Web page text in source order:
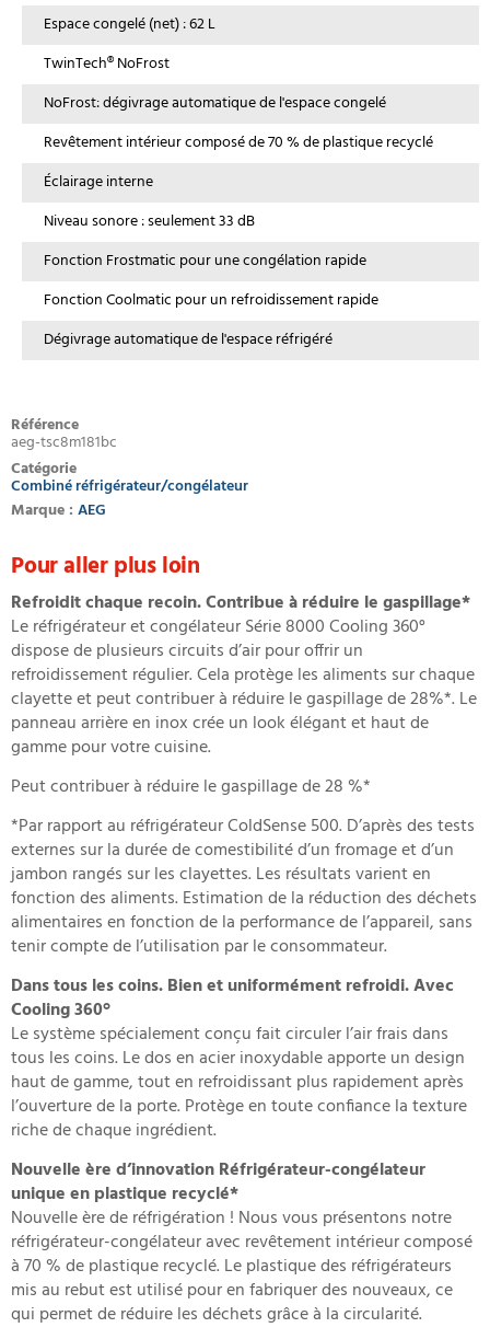
Espace congelé (net) : 62 L
TwinTech® NoFrost
NoFrost: dégivrage automatique de l'espace congelé
Revêtement intérieur composé de 70 % de plastique recyclé
Éclairage interne
Niveau sonore : seulement 33 dB
Fonction Frostmatic pour une congélation rapide
Fonction Coolmatic pour un refroidissement rapide
Dégivrage automatique de l'espace réfrigéré
Référence
aeg-tsc8m181bc
Catégorie
Combiné réfrigérateur/congélateur
Marque : AEG
Pour aller plus loin
Refroidit chaque recoin. Contribue à réduire le gaspillage*
Le réfrigérateur et congélateur Série 8000 Cooling 360°
dispose de plusieurs circuits d’air pour offrir un
refroidissement régulier. Cela protège les aliments sur chaque
clayette et peut contribuer à réduire le gaspillage de 28%*. Le
panneau arrière en inox crée un look élégant et haut de
gamme pour votre cuisine.
Peut contribuer à réduire le gaspillage de 28 %*
*Par rapport au réfrigérateur ColdSense 500. D’après des tests
externes sur la durée de comestibilité d’un fromage et d’un
jambon rangés sur les clayettes. Les résultats varient en
fonction des aliments. Estimation de la réduction des déchets
alimentaires en fonction de la performance de l’appareil, sans
tenir compte de l’utilisation par le consommateur.
Dans tous les coins. Bien et uniformément refroidi. Avec
Cooling 360°
Le système spécialement conçu fait circuler l’air frais dans
tous les coins. Le dos en acier inoxydable apporte un design
haut de gamme, tout en refroidissant plus rapidement après
l’ouverture de la porte. Protège en toute confiance la texture
riche de chaque ingrédient.
Nouvelle ère d’innovation Réfrigérateur-congélateur
unique en plastique recyclé*
Nouvelle ère de réfrigération ! Nous vous présentons notre
réfrigérateur-congélateur avec revêtement intérieur composé
à 70 % de plastique recyclé. Le plastique des réfrigérateurs
mis au rebut est utilisé pour en fabriquer des nouveaux, ce
qui permet de réduire les déchets grâce à la circularité.